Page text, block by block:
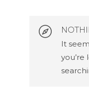
It
you’re